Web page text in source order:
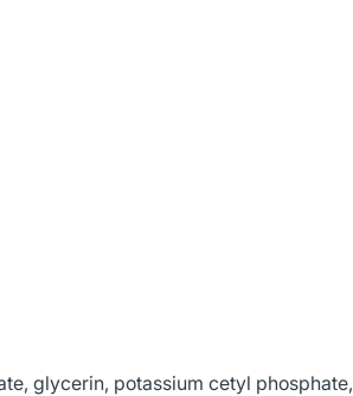
glycerin, potassium cetyl phosphate,